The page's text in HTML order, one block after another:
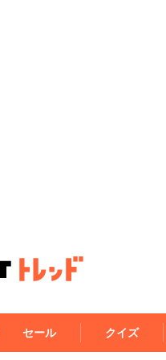
セール クイズ